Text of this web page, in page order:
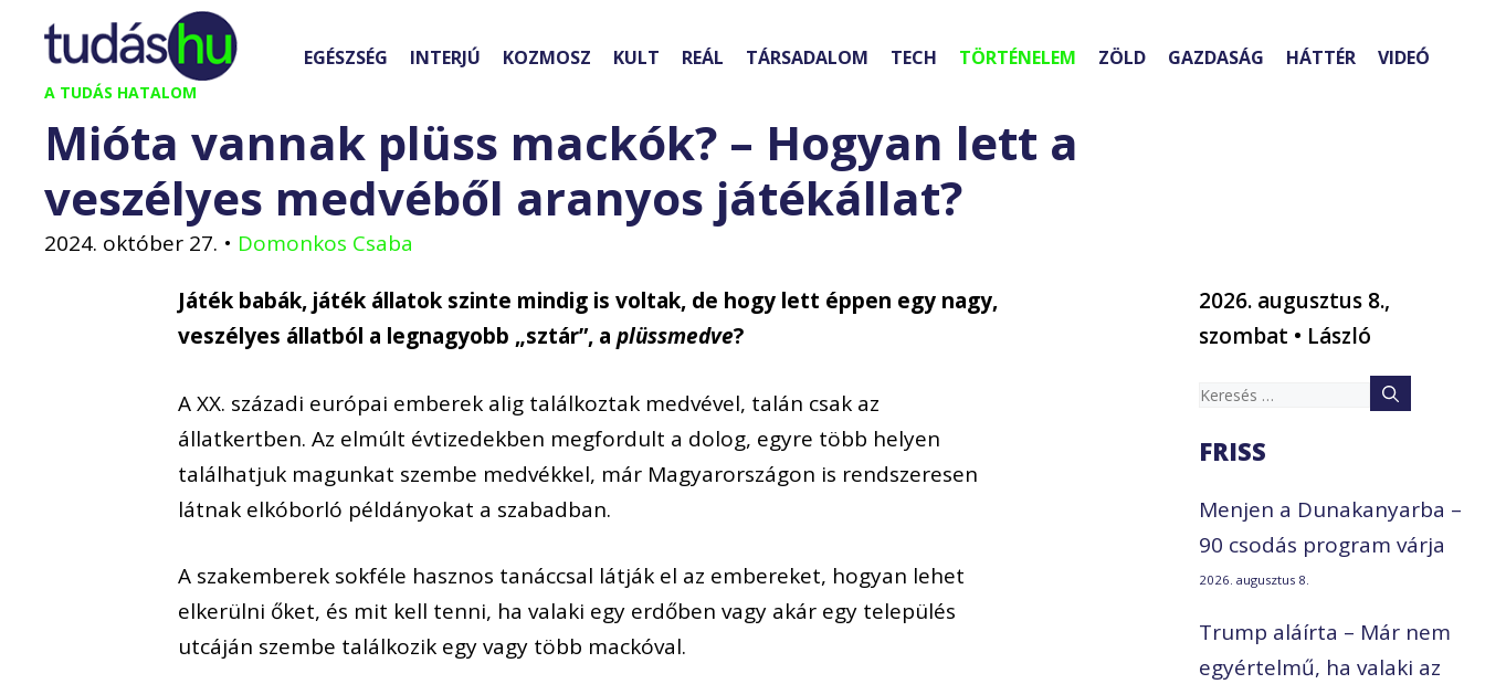
Kilépés
tartalomba
A TUDÁS HATALOM
EGÉSZSÉG INTERJÚ KOZMOSZ KULT REÁL TÁRSADALOM TECH TÖRTÉNELEM ZÖLD GAZDASÁG HÁTTÉR VIDEÓ
Mióta vannak plüss mackók? – Hogyan lett a
veszélyes medvéből aranyos játékállat?
2024. október 27. • Domonkos Csaba
Játék babák, játék állatok szinte mindig is voltak, de hogy lett éppen egy nagy,
veszélyes állatból a legnagyobb „sztár”, aplüssmedve?
A XX. századi európai emberek alig találkoztak medvével, talán csak az
állatkertben. Az elmúlt évtizedekben megfordult a dolog, egyre több helyen
találhatjuk magunkat szembe medvékkel, már Magyarországon is rendszeresen
látnak elkóborló példányokat a szabadban.
A szakemberek sokféle hasznos tanáccsal látják el az embereket, hogyan lehet
elkerülni őket, és mit kell tenni, ha valaki egy erdőben vagy akár egy település
utcáján szembe találkozik egy vagy több mackóval.
2026. augusztus 8.,
szombat • László
Keresés:
FRISS
Menjen a Dunakanyarba –
90 csodás program várja
2026. augusztus 8.
Trump aláírta – Már nem
egyértelmű, ha valaki az